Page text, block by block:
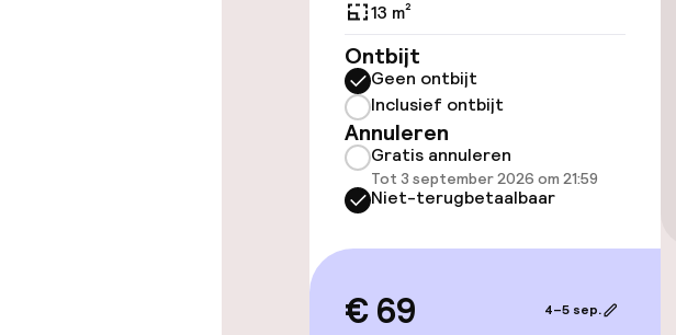
Lift
Kamers
Aansluitende kamers beschikbaar
Entertainment
Gratis wifi
13 m²
Ontbijt
Geen ontbijt
Inclusief ontbijt
Annuleren
Gratis annuleren
Tot 3 september 2026 om 21:59
Niet-terugbetaalbaar
€ 69 4–5 sep.